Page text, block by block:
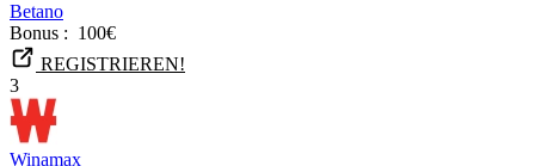
Betano
Bonus : 100€
REGISTRIEREN!
3
Winamax